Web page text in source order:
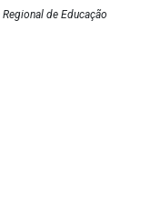
de Educação